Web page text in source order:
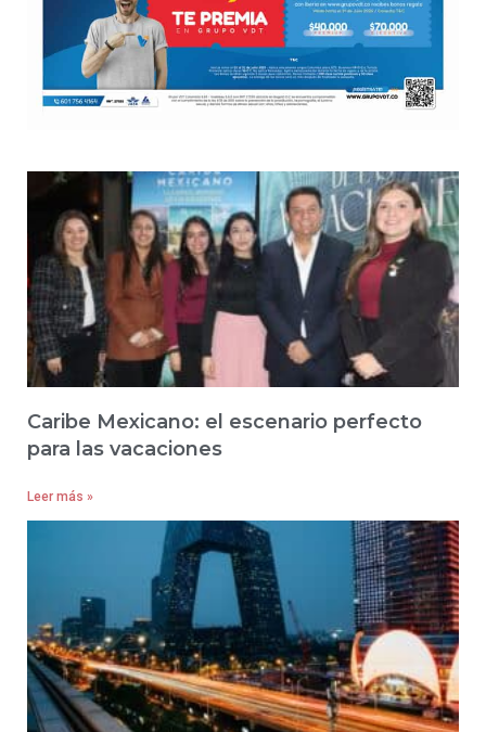
Caribe Mexicano: el escenario perfecto
para las vacaciones
Leer más »